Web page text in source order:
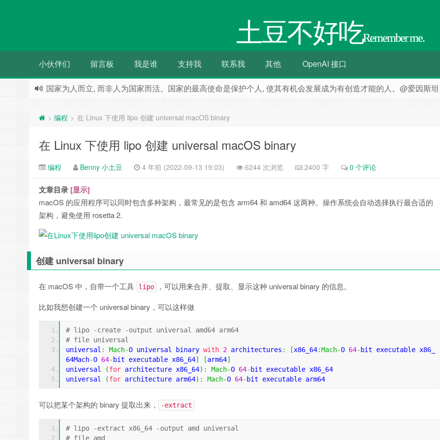
土豆不好吃Remember me.
小伙伴们 留言板 我是谁 支持我 联系我 其他 OpenAI 接口
国家为人而立, 而非人为国家而活。国家的最高使命是保护个人, 使其有机会发展成为有创造才能的人。@爱因斯坦
> 编程 > 在 Linux 下使用 lipo 创建 universal macOS binary
在 Linux 下使用 lipo 创建 universal macOS binary
编程 Benny 小土豆 4 年前 (2022-09-13 19:03) 6244 次浏览 2400 字 0 个评论
文章目录 [显示]
macOS 的应用程序可以同时包含多种架构，最常见的是包含 arm64 和 amd64 这两种。操作系统会自动选择执行最合适的
架构，避免使用 rosetta 2.
创建 universal binary
在 macOS 中，自带一个工具 lipo
，可以用来合并、提取、显示这种 universal binary 的信息。
比如我想创建一个 universal binary，可以这样做
# lipo -create -output universal amd64 arm64
# file universal
universal : Mach-O universal binary with 2 architectures : [x86_64:Mach-O 64- bit executable x86_
64Mach-O 64- bit executable x86_64] [arm64]
universal
(for architecture x86_64): Mach-O 64- bit executable x86_64
universal
(for architecture arm64): Mach-O 64- bit executable arm64
可以把某个架构的 binary 提取出来， -extract
# lipo -extract x86_64 -output amd universal
# file amd